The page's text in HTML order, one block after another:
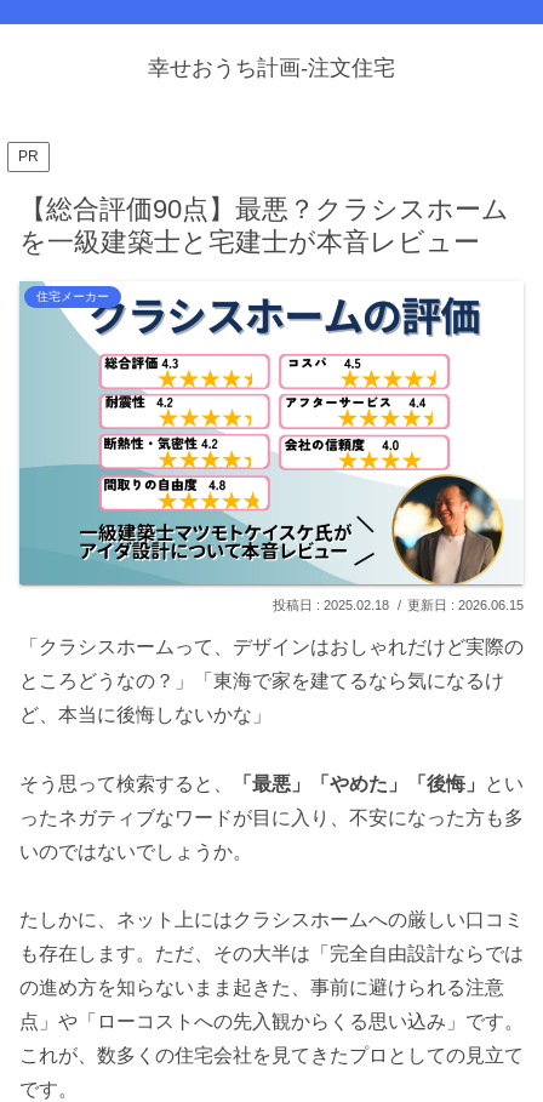
幸せおうち計画-注文住宅
PR
【総合評価90点】最悪？クラシスホーム
を一級建築士と宅建士が本音レビュー
住宅メーカー
2025.02.18 2026.06.15
「クラシスホームって、デザインはおしゃれだけど実際の
ところどうなの？」「東海で家を建てるなら気になるけ
ど、本当に後悔しないかな」
そう思って検索すると、 「最悪」「やめた」「後悔」
とい
ったネガティブなワードが目に入り、不安になった方も多
いのではないでしょうか。
たしかに、ネット上にはクラシスホームへの厳しい口コミ
も存在します。ただ、その大半は「完全自由設計ならでは
の進め方を知らないまま起きた、事前に避けられる注意
点」や「ローコストへの先入観からくる思い込み」です。
これが、数多くの住宅会社を見てきたプロとしての見立て
です。